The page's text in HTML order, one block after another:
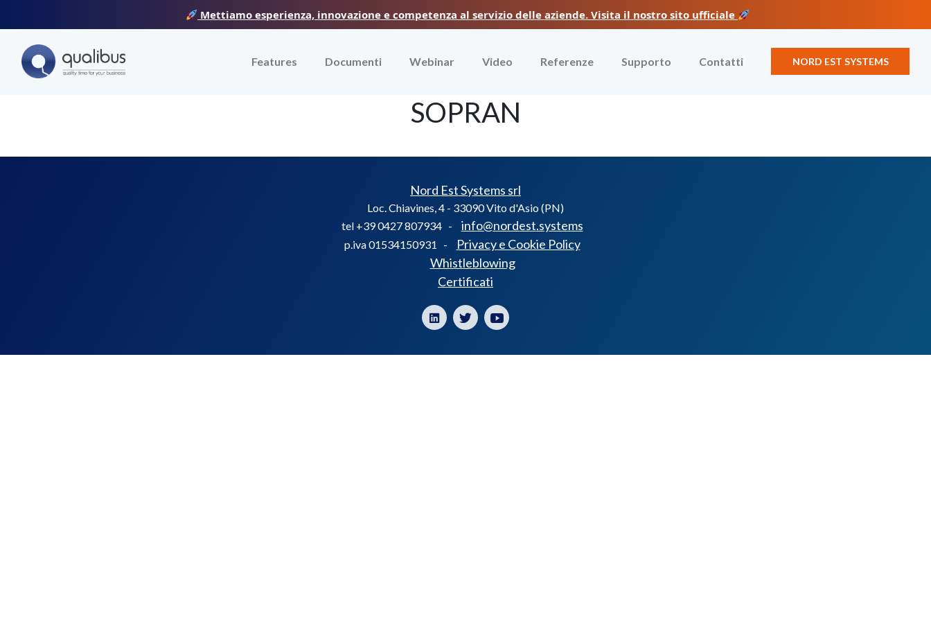
Mettiamo esperienza, innovazione e competenza al servizio delle aziende. Visita il nostro sito ufficiale
Features Documenti Webinar Video Referenze Supporto Contatti NORD EST SYSTEMS
SOPRAN
Nord Est Systems srl
Loc. Chiavines, 4 - 33090 Vito d'Asio (PN)
tel +39 0427 807934 -
info@nordest.systems
p.iva 01534150931 -
Privacy e Cookie Policy
Whistleblowing
Certificati